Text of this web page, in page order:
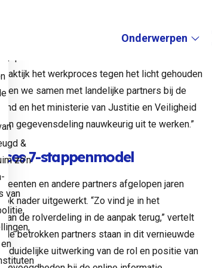
Submenu:
Onderwerpen
en gedegen basis om jeugdgroepen in
het werkproces tegen het licht gehouden
we samen met landelijke partners bij de
en het ministerie van Justitie en Veiligheid
gegevensdeling nauwkeurig uit te werken.”
7-stappenmodel
en andere partners afgelopen jaren
nader uitgewerkt. “Zo vind je in het
de rolverdeling in de aanpak terug,” vertelt
betrokken partners staan in dit vernieuwde
duidelijke uitwerking van de rol en positie van
&
zo’n
van